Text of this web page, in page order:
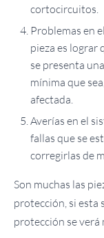
cortocircuitos.
Problemas en
pieza es lograr
se presenta
mínima que
afectada.
Averías en el
fallas que se
corregirlas de
Son muchas las
protección, si esta
protección se verá